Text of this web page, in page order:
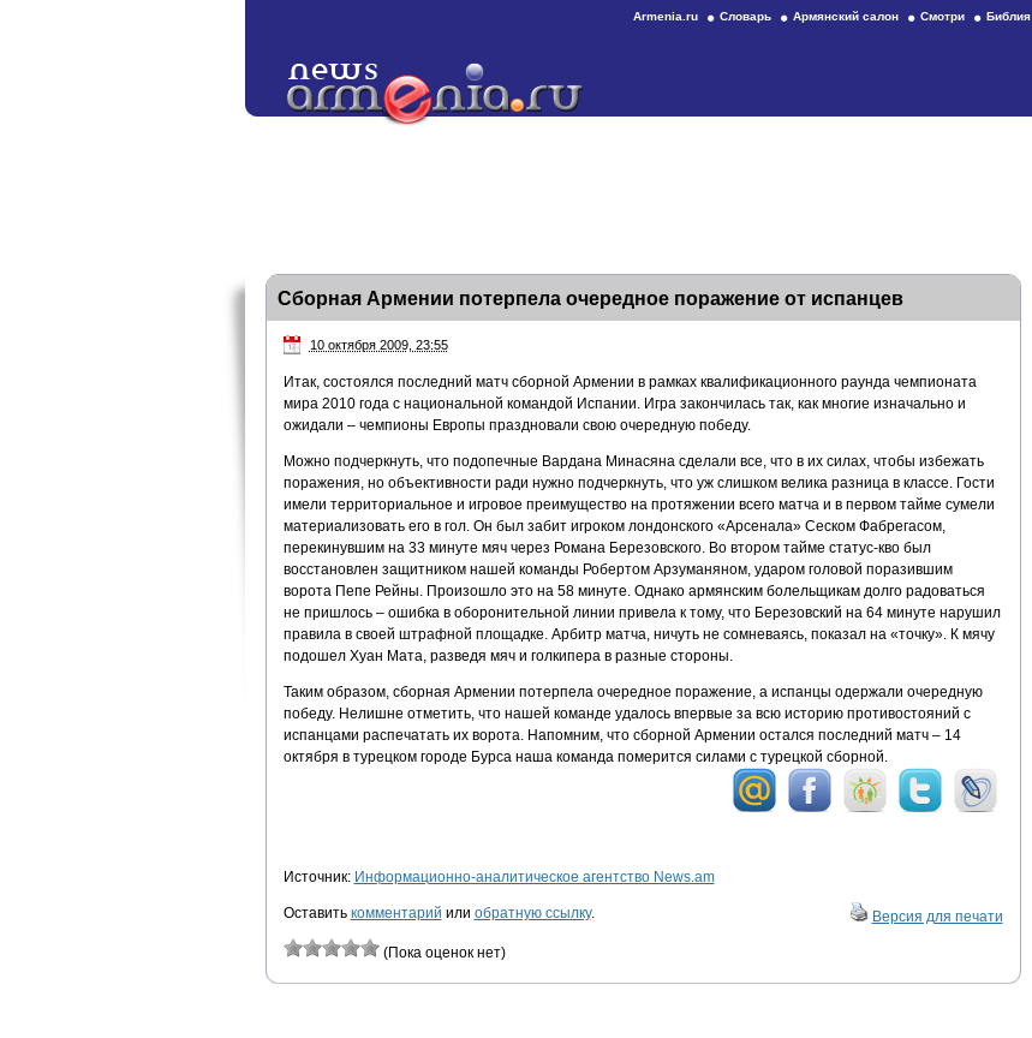
Armenia.ru Словарь Армянский салон Смотри Библия
Сборная Армении потерпела очередное поражение от испанцев
10 октября 2009, 23:55
Итак, состоялся последний матч сборной Армении в рамках квалификационного раунда чемпионата
мира 2010 года с национальной командой Испании. Игра закончилась так, как многие изначально и
ожидали – чемпионы Европы праздновали свою очередную победу.
Можно подчеркнуть, что подопечные Вардана Минасяна сделали все, что в их силах, чтобы избежать
поражения, но объективности ради нужно подчеркнуть, что уж слишком велика разница в классе. Гости
имели территориальное и игровое преимущество на протяжении всего матча и в первом тайме сумели
материализовать его в гол. Он был забит игроком лондонского «Арсенала» Сеском Фабрегасом,
перекинувшим на 33 минуте мяч через Романа Березовского. Во втором тайме статус-кво был
восстановлен защитником нашей команды Робертом Арзуманяном, ударом головой поразившим
ворота Пепе Рейны. Произошло это на 58 минуте. Однако армянским болельщикам долго радоваться
не пришлось – ошибка в оборонительной линии привела к тому, что Березовский на 64 минуте нарушил
правила в своей штрафной площадке. Арбитр матча, ничуть не сомневаясь, показал на «точку». К мячу
подошел Хуан Мата, разведя мяч и голкипера в разные стороны.
Таким образом, сборная Армении потерпела очередное поражение, а испанцы одержали очередную
победу. Нелишне отметить, что нашей команде удалось впервые за всю историю противостояний с
испанцами распечатать их ворота. Напомним, что сборной Армении остался последний матч – 14
октября в турецком городе Бурса наша команда померится силами с турецкой сборной.
Источник: Информационно-аналитическое агентство News.am
Оставить комментарий или обратную ссылку. Версия для печати
(Пока оценок нет)